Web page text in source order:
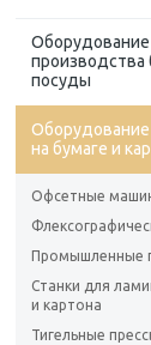
производства
посуды
на бумаге и
Офсетные
Промышленные
Станки для
и картона
Тигельные